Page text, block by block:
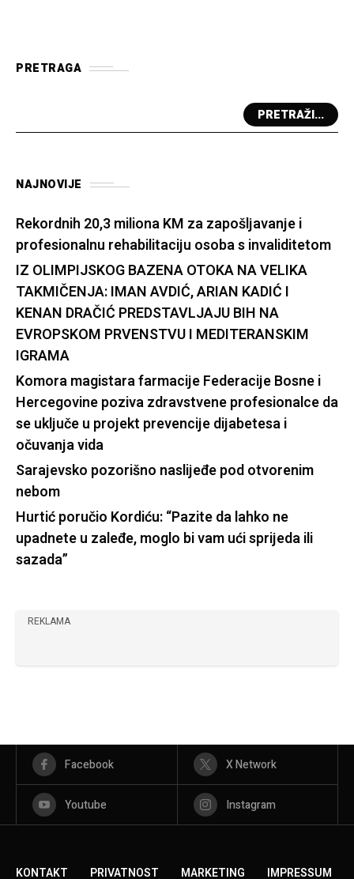
PRETRAGA
PRETRAŽI...
NAJNOVIJE
Rekordnih 20,3 miliona KM za zapošljavanje i
profesionalnu rehabilitaciju osoba s invaliditetom
IZ OLIMPIJSKOG BAZENA OTOKA NA VELIKA
TAKMIČENJA: IMAN AVDIĆ, ARIAN KADIĆ I
KENAN DRAČIĆ PREDSTAVLJAJU BIH NA
EVROPSKOM PRVENSTVU I MEDITERANSKIM
IGRAMA
Komora magistara farmacije Federacije Bosne i
Hercegovine poziva zdravstvene profesionalce da
se uključe u projekt prevencije dijabetesa i
očuvanja vida
Sarajevsko pozorišno naslijeđe pod otvorenim
nebom
Hurtić poručio Kordiću: “Pazite da lahko ne
upadnete u zaleđe, moglo bi vam ući sprijeda ili
sazada”
REKLAMA
Facebook X Network
Youtube Instagram
KONTAKT PRIVATNOST MARKETING IMPRESSUM